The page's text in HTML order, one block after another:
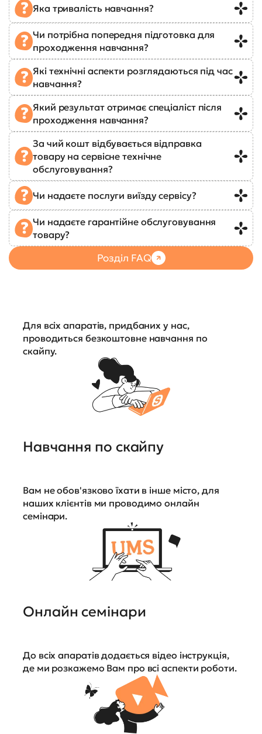
Яка тривалість навчання?
Чи потрібна попередня підготовка для
проходження навчання?
Які технічні аспекти розглядаються під час
навчання?
Який результат отримає спеціаліст після
проходження навчання?
За чий кошт відбувається відправка
товару на сервісне технічне
обслуговування?
Чи надаєте послуги виїзду сервісу?
Чи надаєте гарантійне обслуговування
товару?
Розділ FAQ
Для всіх апаратів, придбаних у нас,
проводиться безкоштовне навчання по
скайпу.
Навчання по скайпу
Вам не обов'язково їхати в інше місто, для
наших клієнтів ми проводимо онлайн
семінари.
Онлайн семінари
До всіх апаратів додається відео інструкція,
де ми розкажемо Вам про всі аспекти роботи.